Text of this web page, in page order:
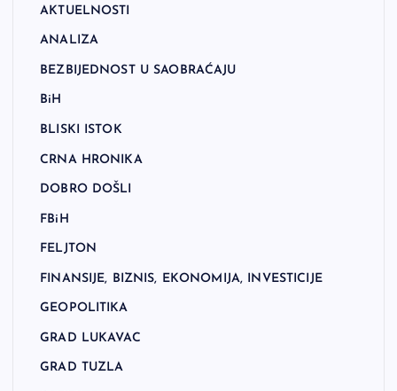
AKTUELNOSTI
ANALIZA
BEZBIJEDNOST U SAOBRAĆAJU
BiH
BLISKI ISTOK
CRNA HRONIKA
DOBRO DOŠLI
FBiH
FELJTON
FINANSIJE, BIZNIS, EKONOMIJA, INVESTICIJE
GEOPOLITIKA
GRAD LUKAVAC
GRAD TUZLA